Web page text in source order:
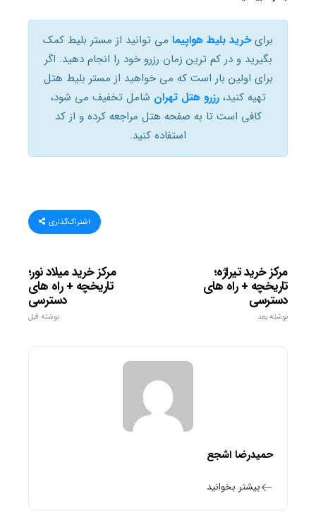
برایخرید بلیط هواپیما می توانید از مستر بلیط کمک
بگیرید و در کم ترین زمان رزرو خود را انجام دهید. اگر
برای اولین بار است که می خواهید از مستر بلیط هتل
تهیه کنید،رزرو هتل تهران شامل تخفیف می شود،
کافی است تا به صفحه هتل مراجعه کرده و از کد
استفاده کنید.
اشتراک‌گذاری
مرکز خرید میلاد نور؛
تاریخچه + راه های
دسترسی
نوشته قبل
مرکز خرید تیراژه؛
تاریخچه + راه های
دسترسی
نوشته بعد
حمیدرضا اشجع
بیشتر بخوانید